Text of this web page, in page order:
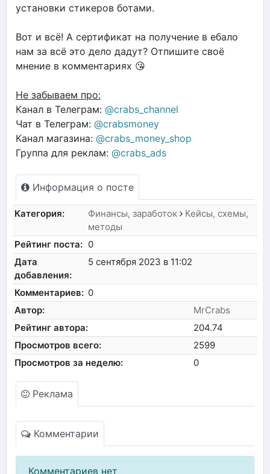
установки стикеров ботами.
Вот и всё! А сертификат на получение в ебало
нам за всё это дело дадут? Отпишите своё
мнение в комментариях 😘
Не забываем про:
Канал в Телеграм: @crabs_channel
Чат в Телеграм: @crabsmoney
Канал магазина: @crabs_money_shop
Группа для реклам: @crabs_ads
Информация о посте
Категория: Финансы, заработок
Кейсы, схемы,
методы
Рейтинг поста: 0
Дата
добавления:
5 сентября 2023 в 11:02
Комментариев: 0
Автор:
MrCrabs
Рейтинг автора:
204.74
Просмотров всего:
2599
Просмотров за неделю:
0
Реклама
Комментарии
Комментариев нет